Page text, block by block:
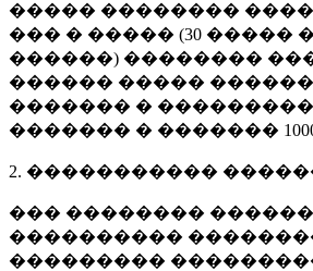
����� ��������
��� � ����� (30 �����
������) ��������
������ �����
������� �
������� � �������
2. �����������
��� ��������
����������
���������